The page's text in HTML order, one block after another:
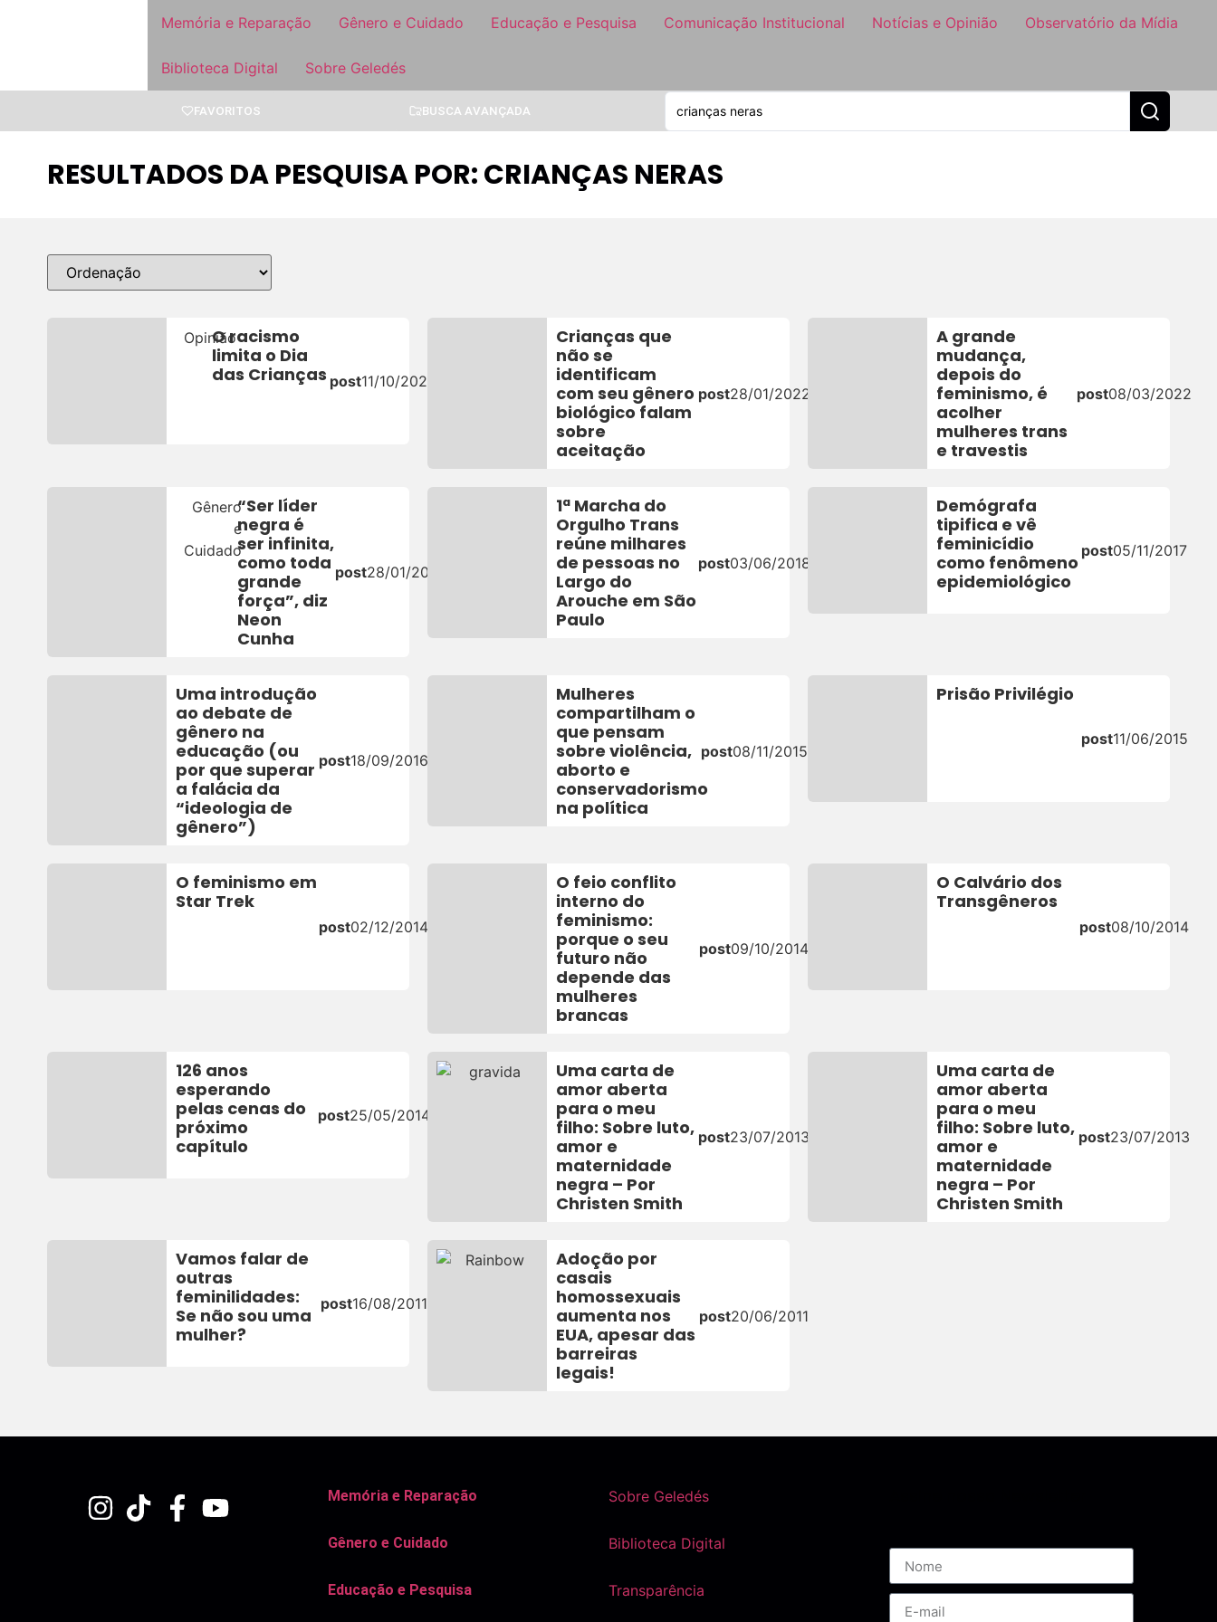
Memória e Reparação Gênero e Cuidado Educação e Pesquisa Comunicação Institucional Notícias e Opinião Observatório da Mídia
Biblioteca Digital Sobre Geledés
FAVORITOS BUSCA AVANÇADA
RESULTADOS DA PESQUISA POR: CRIANÇAS NERAS
OpiniãoO racismo
limita o Dia
das Crianças post11/10/2023
Crianças que
não se
identificam
com seu gênero
biológico falam
sobre
aceitação
post28/01/2022
A grande
mudança,
depois do
feminismo, é
acolher
mulheres trans
e travestis
post08/03/2022
Gênero
e
Cuidado
“Ser líder
negra é
ser infinita,
como toda
grande
força”, diz
Neon
Cunha
post28/01/2019
1ª Marcha do
Orgulho Trans
reúne milhares
de pessoas no
Largo do
Arouche em São
Paulo
post03/06/2018
Demógrafa
tipifica e vê
feminicídio
como fenômeno
epidemiológico
post05/11/2017
Uma introdução
ao debate de
gênero na
educação (ou
por que superar
a falácia da
“ideologia de
gênero”)
post18/09/2016
Mulheres
compartilham o
que pensam
sobre violência,
aborto e
conservadorismo
na política
post08/11/2015
Prisão Privilégio
post11/06/2015
O feminismo em
Star Trek
post02/12/2014
O feio conflito
interno do
feminismo:
porque o seu
futuro não
depende das
mulheres
brancas
post09/10/2014
O Calvário dos
Transgêneros
post08/10/2014
126 anos
esperando
pelas cenas do
próximo
capítulo
post25/05/2014
Uma carta de
amor aberta
para o meu
filho: Sobre luto,
amor e
maternidade
negra – Por
Christen Smith
post23/07/2013
Uma carta de
amor aberta
para o meu
filho: Sobre luto,
amor e
maternidade
negra – Por
Christen Smith
post23/07/2013
Vamos falar de
outras
feminilidades:
Se não sou uma
mulher?
post16/08/2011
Adoção por
casais
homossexuais
aumenta nos
EUA, apesar das
barreiras
legais!
post20/06/2011
Memória e Reparação
Gênero e Cuidado
Educação e Pesquisa
Sobre Geledés
Biblioteca Digital
Transparência